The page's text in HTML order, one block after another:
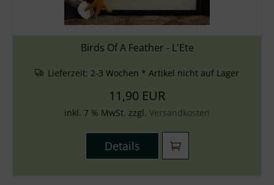
Birds Of A Feather - L'Ete
Lieferzeit: 2-3 Wochen * Artikel nicht auf Lager
11,90 EUR
inkl. 7 % MwSt. zzgl. Versandkosten
Details